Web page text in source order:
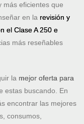
más eficientes que
en la revisión y
el Clase A 250 e
más reseñables
la mejor oferta para
estas buscando. En
encontrar las mejores
consumos,